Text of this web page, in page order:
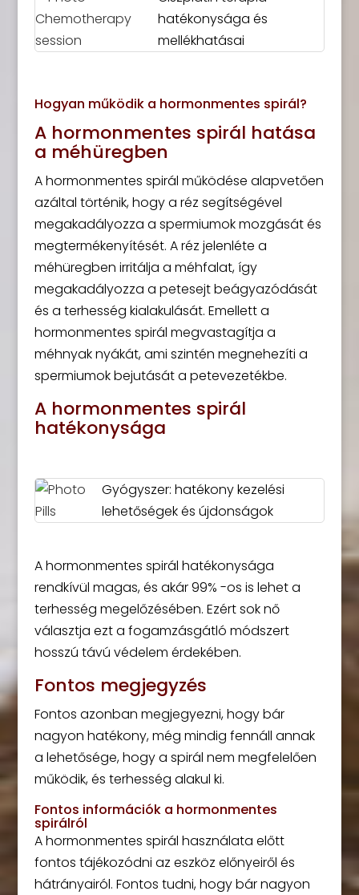
hatékonysága és
mellékhatásai
Hogyan működik a hormonmentes spirál?
A hormonmentes spirál hatása
a méhüregben
A hormonmentes spirál működése alapvetően
azáltal történik, hogy a réz segítségével
megakadályozza a spermiumok mozgását és
megtermékenyítését. A réz jelenléte a
méhüregben irritálja a méhfalat, így
megakadályozza a petesejt beágyazódását
és a terhesség kialakulását. Emellett a
hormonmentes spirál megvastagítja a
méhnyak nyákát, ami szintén megnehezíti a
spermiumok bejutását a petevezetékbe.
A hormonmentes spirál
hatékonysága
Gyógyszer: hatékony kezelési
lehetőségek és újdonságok
A hormonmentes spirál hatékonysága
rendkívül magas, és akár 99% -os is lehet a
terhesség megelőzésében. Ezért sok nő
választja ezt a fogamzásgátló módszert
hosszú távú védelem érdekében.
Fontos megjegyzés
Fontos azonban megjegyezni, hogy bár
nagyon hatékony, még mindig fennáll annak
a lehetősége, hogy a spirál nem megfelelően
működik, és terhesség alakul ki.
Fontos információk a hormonmentes
spirálról
A hormonmentes spirál használata előtt
fontos tájékozódni az eszköz előnyeiről és
hátrányairól. Fontos tudni, hogy bár nagyon